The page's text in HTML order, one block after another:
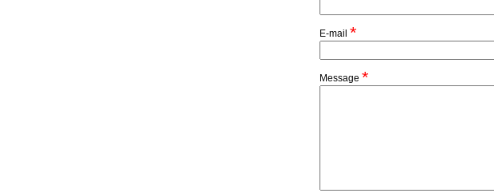
E-mail *
Message *